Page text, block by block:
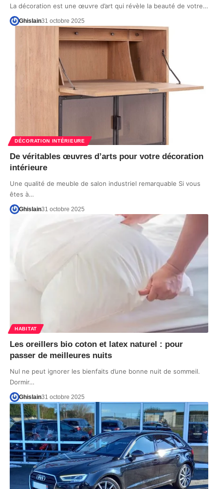
La décoration est une œuvre d’art qui révèle la beauté de votre…
Ghislain31 octobre 2025
DÉCORATION INTÉRIEURE
De véritables œuvres d’arts pour votre décoration
intérieure
Une qualité de meuble de salon industriel remarquable Si vous
êtes à…
Ghislain31 octobre 2025
HABITAT
Les oreillers bio coton et latex naturel : pour
passer de meilleures nuits
Nul ne peut ignorer les bienfaits d’une bonne nuit de sommeil.
Dormir…
Ghislain31 octobre 2025